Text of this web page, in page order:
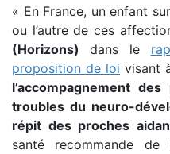
« En France, un enfant
ou l’autre de ces
(Horizons) dans le
proposition de loi visant
l’accompagnement
troubles du neuro-
répit des proches
santé recommande